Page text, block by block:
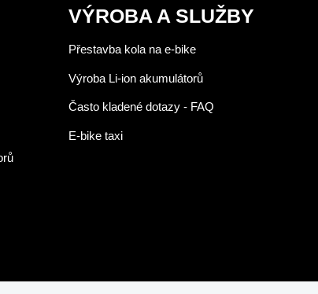
VÝROBA A SLUŽBY
Přestavba kola na e-bike
Výroba Li-ion akumulátorů
Často kladené dotazy - FAQ
E-bike taxi